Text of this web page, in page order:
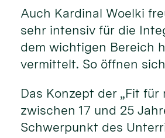
Auch Kardinal Woelki
sehr intensiv für die
dem wichtigen Bereich
vermittelt. So öffnen
Das Konzept der „Fit
zwischen 17 und 25
Schwerpunkt des